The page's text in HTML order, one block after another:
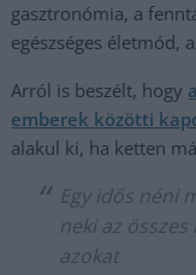
gasztronómia, a
egészséges életmód,
Arról is beszélt, hogy
emberek közötti
alakul ki, ha ketten
Egy idős néni
neki az
azokat